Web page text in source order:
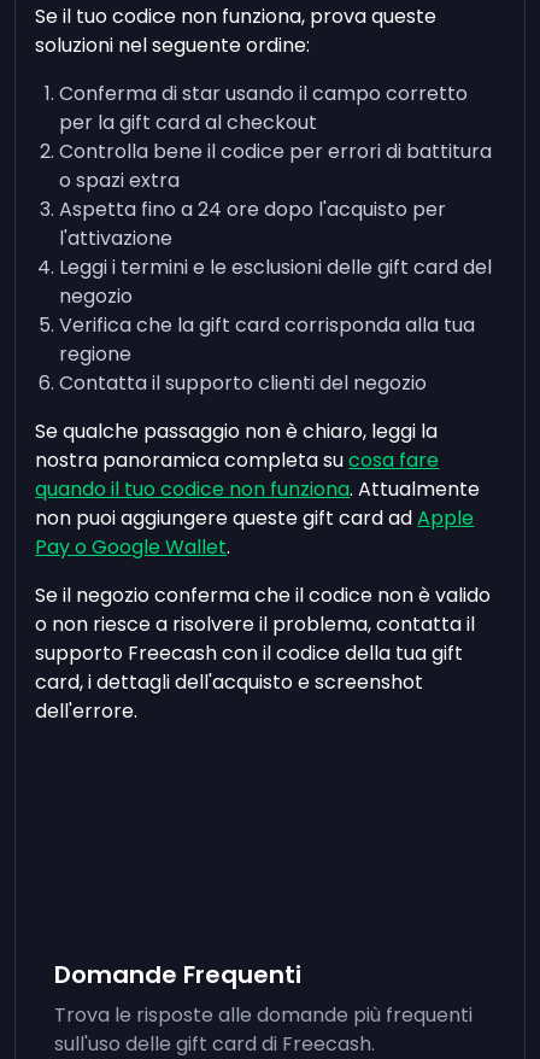
Se il tuo codice non funziona, prova queste
soluzioni nel seguente ordine:
Conferma di star usando il campo corretto
per la gift card al checkout
Controlla bene il codice per errori di battitura
o spazi extra
Aspetta fino a 24 ore dopo l'acquisto per
l'attivazione
Leggi i termini e le esclusioni delle gift card del
negozio
Verifica che la gift card corrisponda alla tua
regione
Contatta il supporto clienti del negozio
Se qualche passaggio non è chiaro, leggi la
nostra panoramica completa sucosa fare
quando il tuo codice non funziona. Attualmente
non puoi aggiungere queste gift card adApple
Pay o Google Wallet.
Se il negozio conferma che il codice non è valido
o non riesce a risolvere il problema, contatta il
supporto Freecash con il codice della tua gift
card, i dettagli dell'acquisto e screenshot
dell'errore.
Domande Frequenti
Trova le risposte alle domande più frequenti
sull'uso delle gift card di Freecash.